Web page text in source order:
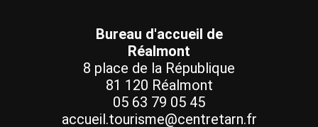
Bureau d'accueil de
Réalmont
8 place de la République
81 120 Réalmont
05 63 79 05 45
accueil.tourisme@centretarn.fr